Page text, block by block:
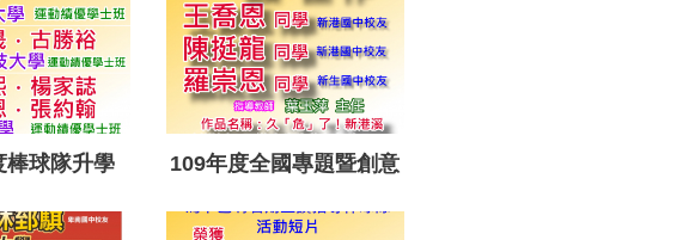
棒球隊升學 109年度全國專題暨創意
製作競賽複賽佳作